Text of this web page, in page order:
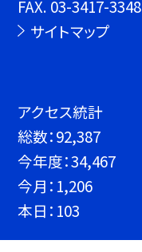
FAX. 03-3417-3348
サイトマップ
アクセス統計
総数：92,387
今年度：34,467
今月： 1,206
本日： 103